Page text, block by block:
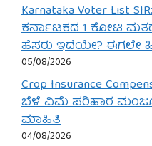
Karnataka Voter List
ಕರ್ನಾಟಕದ 1 ಕೋಟಿ
ಹೆಸರು ಇದೆಯೇ? ಈಗಲೇ
05/08/2026
Crop Insurance
ಬೆಳೆ ವಿಮೆ ಪರಿಹಾರ
ಮಾಹಿತಿ
04/08/2026